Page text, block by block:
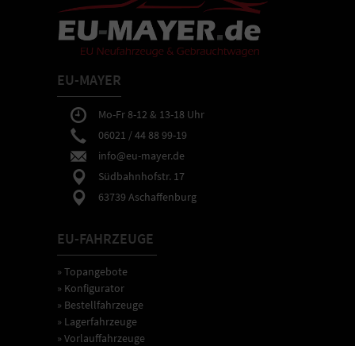
EU-MAYER
Mo-Fr 8-12 & 13-18 Uhr
06021 / 44 88 99-19
info@eu-mayer.de
Südbahnhofstr. 17
63739 Aschaffenburg
EU-FAHRZEUGE
» Topangebote
» Konfigurator
» Bestellfahrzeuge
» Lagerfahrzeuge
» Vorlauffahrzeuge